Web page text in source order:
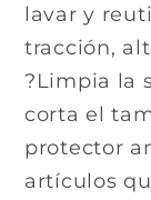
lavar y
tracción,
?Limpia la
corta el
protector
artículos